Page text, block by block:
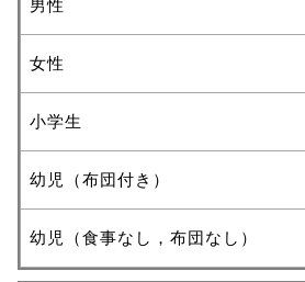
男性
女性
小学生
幼児（布団付き）
幼児（食事なし，布団なし）